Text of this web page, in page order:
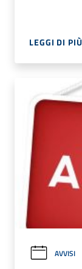
LEGGI DI PIÙ
AVVISI